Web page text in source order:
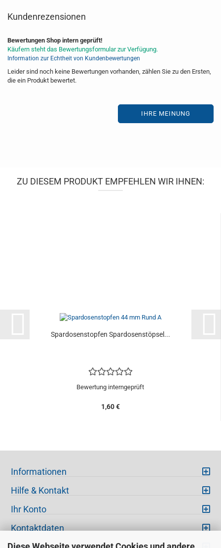
Kundenrezensionen
Bewertungen Shop intern geprüft!
Käufern steht das Bewertungsformular zur Verfügung.
Information zur Echtheit von Kundenbewertungen
Leider sind noch keine Bewertungen vorhanden, zählen Sie zu den Ersten,
die ein Produkt bewertet.
IHRE MEINUNG
ZU DIESEM PRODUKT EMPFEHLEN WIR IHNEN:
Spardosenstopfen Spardosenstöpsel...
Bewertung interngeprüft
1,60 €
Informationen
Hilfe & Kontakt
Ihr Konto
Kontaktdaten